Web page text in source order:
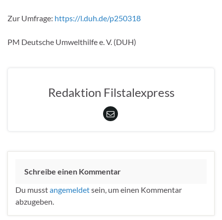
Zur Umfrage: https://l.duh.de/p250318
PM Deutsche Umwelthilfe e. V. (DUH)
Redaktion Filstalexpress
Schreibe einen Kommentar
Du musstangemeldetsein, um einen Kommentar
abzugeben.